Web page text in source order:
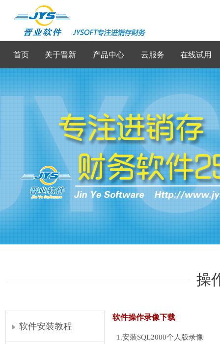
首页 关于晋新 产品中心 云服务 在线试用
操
软件安装教程
软件操作录像下载
1.安装SQL2000个人版录像